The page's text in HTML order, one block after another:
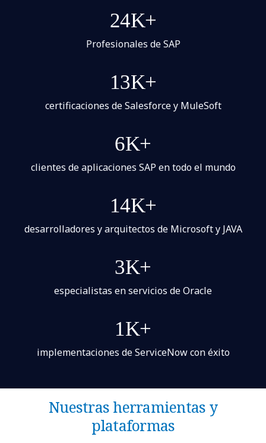
24K+
Profesionales de SAP
13K+
certificaciones de Salesforce y MuleSoft
6K+
clientes de aplicaciones SAP en todo el mundo
14K+
desarrolladores y arquitectos de Microsoft y JAVA
3K+
especialistas en servicios de Oracle
1K+
implementaciones de ServiceNow con éxito
Nuestras herramientas y
plataformas